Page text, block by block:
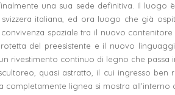
una sua sede definitiva. Il luogo
italiana, ed ora luogo che già
spaziale tra il nuovo
del preesistente e il nuovo
rivestimento continuo di legno che passa
quasi astratto, il cui ingresso
lignea si mostra